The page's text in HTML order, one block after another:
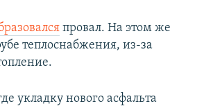
провал. На этом же
теплоснабжения, из-за
укладку нового асфальта